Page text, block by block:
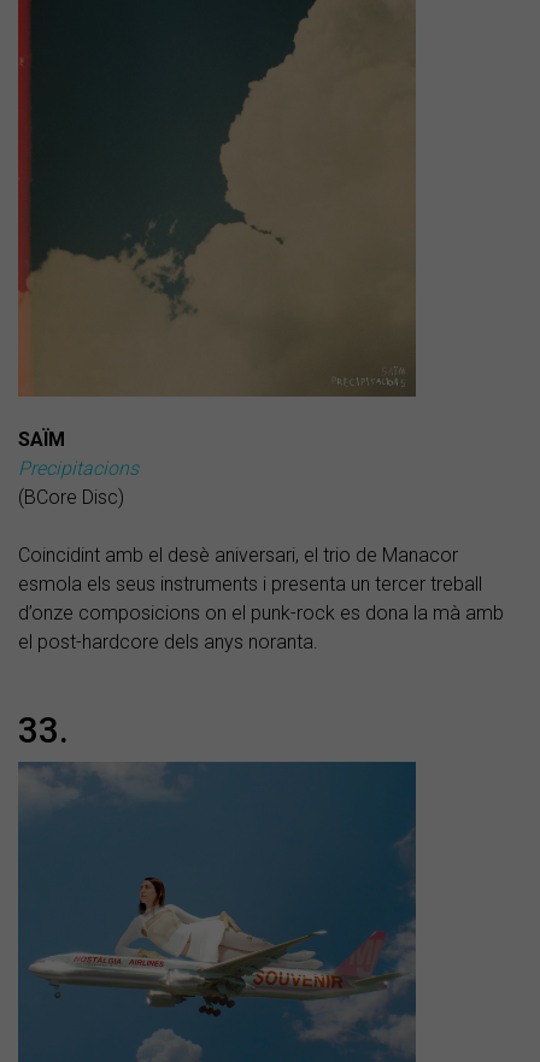
SAÏM
Precipitacions
(BCore Disc)
Coincidint amb el desè aniversari, el trio de Manacor
esmola els seus instruments i presenta un tercer treball
d’onze composicions on el punk-rock es dona la mà amb
el post-hardcore dels anys noranta.
33.